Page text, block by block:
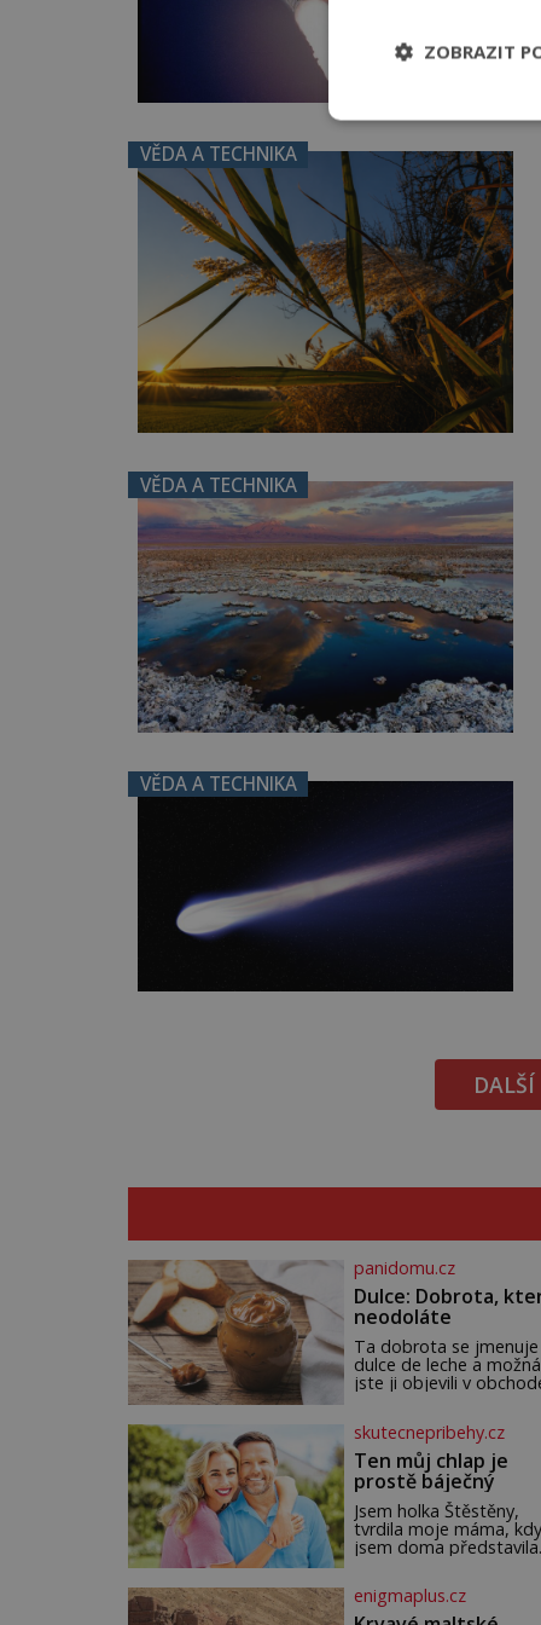
VĚDA A TECHNIKA
VĚDA A TECHNIKA
VĚDA A TECHNIKA
panidomu.cz
Dulce: Dobrota,
neodoláte
Ta dobrota se jmenuje
dulce de leche a
jste ji objevili v
ještě lepší. Název je
španělský a znamená
jednoduše „mléčná
sladkost“. Původ ovšem
není úplně jednoznačný,
autorství této receptury
pře hned několik
traduje,
skutecnepribehy.cz
Ten můj chlap je
prostě báječný
Jsem holka Štěstěny,
tvrdila moje máma,
jsem doma představila
nechat. To nadšení ji
neopustilo nikdy. Myslím,
že mi trochu záviděla,
enigmaplus.cz
ZOBRAZIT